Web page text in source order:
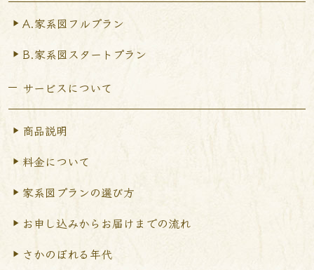
A.家系図フルプラン
B.家系図スタートプラン
サービスについて
商品説明
料金について
家系図プランの選び方
お申し込みからお届けまでの流れ
さかのぼれる年代